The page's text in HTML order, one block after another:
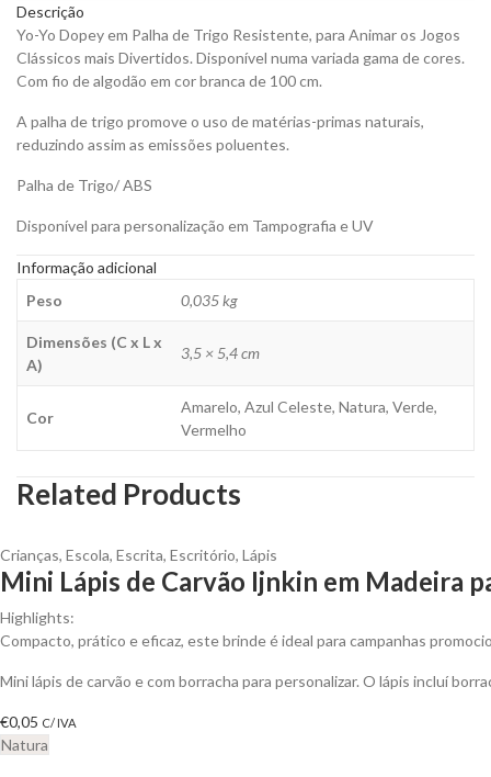
Personalizar
quantity
Descrição
Yo-Yo Dopey em Palha de Trigo Resistente, para Animar os Jogos
Clássicos mais Divertidos. Disponível numa variada gama de cores.
Com fio de algodão em cor branca de 100 cm.
A palha de trigo promove o uso de matérias-primas naturais,
reduzindo assim as emissões poluentes.
Palha de Trigo/ ABS
Disponível para personalização em Tampografia e UV
Informação adicional
Peso
0,035 kg
Dimensões (C x L x
A)
3,5 × 5,4 cm
Cor
Amarelo, Azul Celeste, Natura, Verde,
Vermelho
Related Products
Crianças, Escola, Escrita, Escritório, Lápis
Mini Lápis de Carvão Ijnkin em Madeira
Highlights:
Compacto, prático e eficaz, este brinde é ideal para campanhas
Mini lápis de carvão e com borracha para personalizar. O lápis incluí
€0,05 C/ IVA
Natura